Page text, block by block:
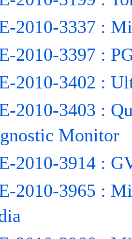
2010-3337 :
2010-3397 :
2010-3402 :
2010-3403 :
Monitor
2010-3914 :
2010-3965 :